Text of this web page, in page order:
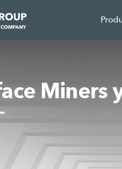
Miners